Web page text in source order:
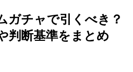
ガチャで引くべき？
判断基準をまとめ